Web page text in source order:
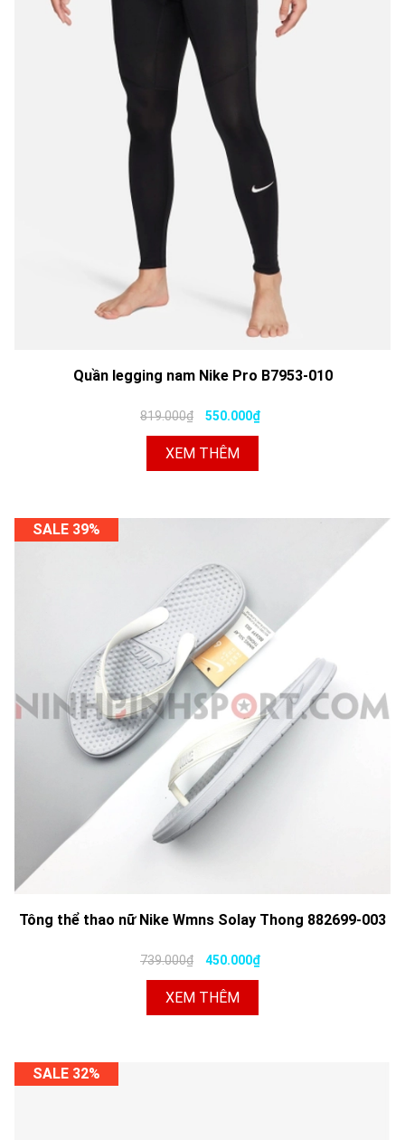
Quần legging nam Nike Pro B7953-010
819.000₫ 550.000₫
XEM THÊM
SALE 39%
Tông thể thao nữ Nike Wmns Solay Thong 882699-003
739.000₫ 450.000₫
XEM THÊM
SALE 32%